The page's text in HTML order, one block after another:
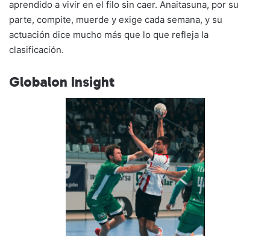
aprendido a vivir en el filo sin caer. Anaitasuna, por su
parte, compite, muerde y exige cada semana, y su
actuación dice mucho más que lo que refleja la
clasificación.
Globalon Insight